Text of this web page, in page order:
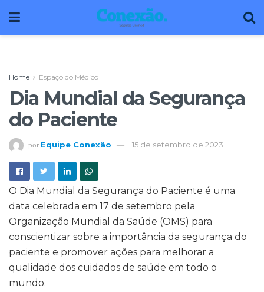
Home Espaço do Médico
Dia Mundial da Segurança
do Paciente
por Equipe Conexão 15 de setembro de 2023
O Dia Mundial da Segurança do Paciente é uma
data celebrada em 17 de setembro pela
Organização Mundial da Saúde (OMS) para
conscientizar sobre a importância da segurança do
paciente e promover ações para melhorar a
qualidade dos cuidados de saúde em todo o
mundo.